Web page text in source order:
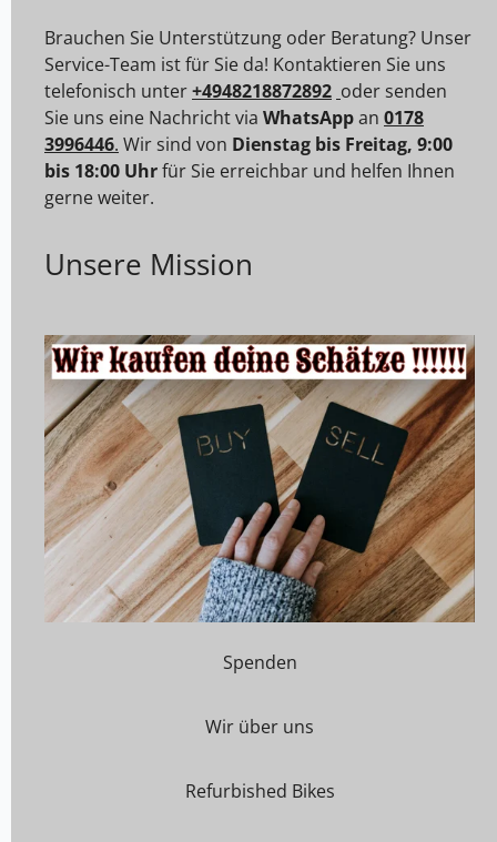
Brauchen Sie Unterstützung oder Beratung? Unser
Service-Team ist für Sie da! Kontaktieren Sie uns
telefonisch unter+4948218872892 oder senden
Sie uns eine Nachricht via WhatsAppan 0178
3996446. Wir sind von Dienstag bis Freitag, 9:00
bis 18:00 Uhrfür Sie erreichbar und helfen Ihnen
gerne weiter.
Unsere Mission
Spenden
Wir über uns
Refurbished Bikes